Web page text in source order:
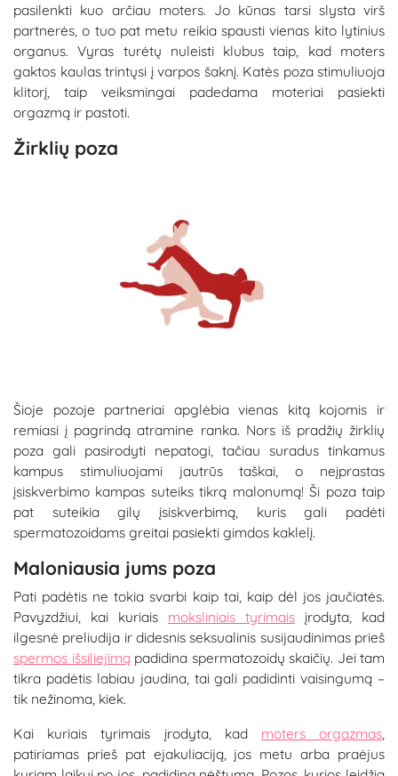
pasilenkti kuo arčiau moters. Jo kūnas tarsi slysta virš
partnerės, o tuo pat metu reikia spausti vienas kito lytinius
organus. Vyras turėtų nuleisti klubus taip, kad moters
gaktos kaulas trintųsi į varpos šaknį. Katės poza stimuliuoja
klitorį, taip veiksmingai padedama moteriai pasiekti
orgazmą ir pastoti.
Žirklių poza
Šioje pozoje partneriai apglėbia vienas kitą kojomis ir
remiasi į pagrindą atramine ranka. Nors iš pradžių žirklių
poza gali pasirodyti nepatogi, tačiau suradus tinkamus
kampus stimuliuojami jautrūs taškai, o neįprastas
įsiskverbimo kampas suteiks tikrą malonumą! Ši poza taip
pat suteikia gilų įsiskverbimą, kuris gali padėti
spermatozoidams greitai pasiekti gimdos kaklelį.
Maloniausia jums poza
Pati padėtis ne tokia svarbi kaip tai, kaip dėl jos jaučiatės.
Pavyzdžiui, kai kuriais moksliniais tyrimais įrodyta, kad
ilgesnė preliudija ir didesnis seksualinis susijaudinimas prieš
spermos išsiliejimąpadidina spermatozoidų skaičių. Jei tam
tikra padėtis labiau jaudina, tai gali padidinti vaisingumą –
tik nežinoma, kiek.
Kai kuriais tyrimais įrodyta, kad moters orgazmas,
patiriamas prieš pat ejakuliaciją, jos metu arba praėjus